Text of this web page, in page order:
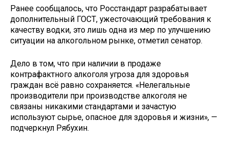
Ранее сообщалось, что Росстандарт разрабатывает
дополнительный ГОСТ, ужесточающий требования к
качеству водки, это лишь одна из мер по улучшению
ситуации на алкогольном рынке, отметил сенатор.
Дело в том, что при наличии в продаже
контрафактного алкоголя угроза для здоровья
граждан всё равно сохраняется. «Нелегальные
производители при производстве алкоголя не
связаны никакими стандартами и зачастую
используют сырье, опасное для здоровья и жизни», —
подчеркнул Рябухин.